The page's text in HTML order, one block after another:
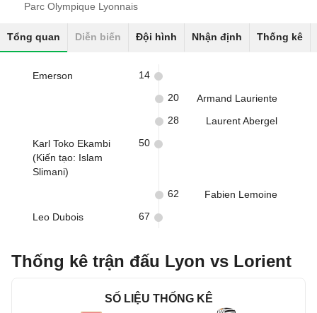
Parc Olympique Lyonnais
Tổng quan Diễn biến Đội hình Nhận định Thống kê
Emerson 14
Armand Lauriente
20
Laurent Abergel
28
Karl Toko Ekambi
(Kiến tạo: Islam
Slimani)
50
Fabien Lemoine
62
Leo Dubois 67
Thống kê trận đấu Lyon vs Lorient
SỐ LIỆU THỐNG KÊ